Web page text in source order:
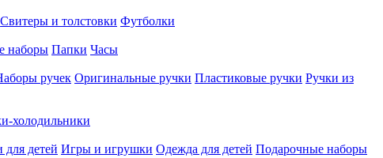
Свитеры и толстовки Футболки
наборы Папки Часы
ручек Оригинальные ручки Пластиковые ручки Ручки из
холодильники
детей Игры и игрушки Одежда для детей Подарочные наборы